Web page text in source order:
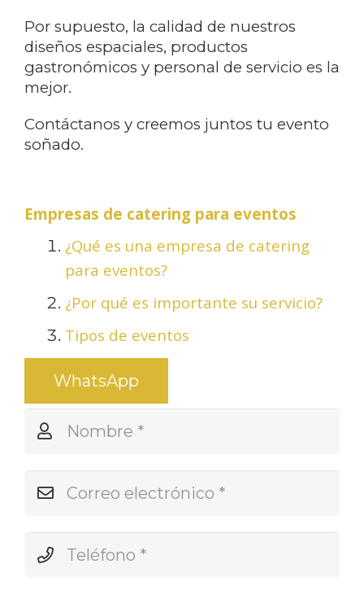
Por supuesto, la calidad de nuestros
diseños espaciales, productos
gastronómicos y personal de servicio es la
mejor.
Contáctanos y creemos juntos tu evento
soñado.
Empresas de catering para eventos
¿Qué es una empresa de catering
para eventos?
¿Por qué es importante su servicio?
Tipos de eventos
WhatsApp